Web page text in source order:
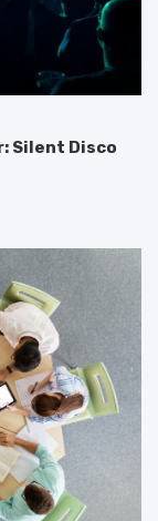
Silent Disco